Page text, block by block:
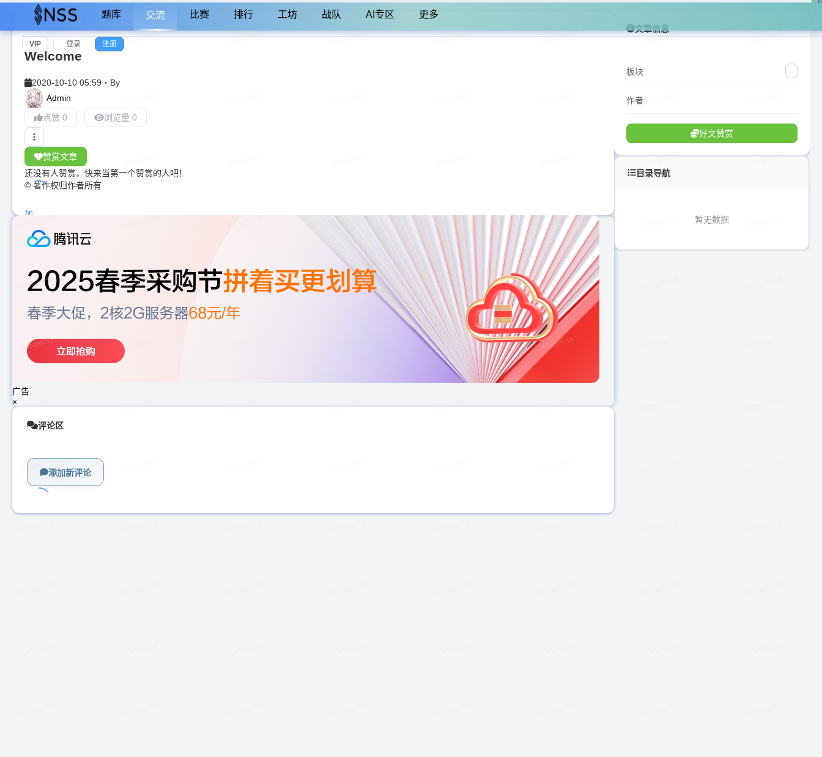
题库 交流 比赛 排行 工坊 战队 AI专区 更多
VIP 登录 注册
Welcome
2020-10-10 05:59 ・ By
Admin
点赞 0
浏览量 0
赞赏文章
还没有人赞赏，快来当第一个赞赏的人吧！
© 著作权归作者所有
加
中...
广告
×
评论区
添加新评论
文章信息
板块
作者
好文赞赏
目录导航
暂无数据